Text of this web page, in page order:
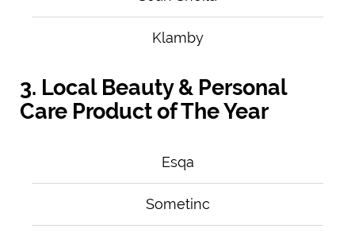
Klamby
3. Local Beauty & Personal
Care Product of The Year
Esqa
Sometinc